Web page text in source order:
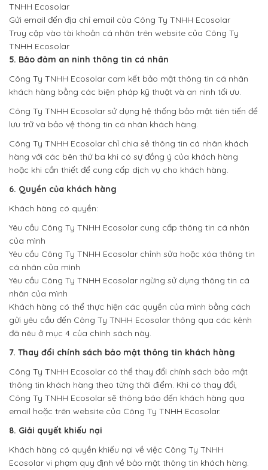
TNHH Ecosolar
Gửi email đến địa chỉ email của Công Ty TNHH Ecosolar
Truy cập vào tài khoản cá nhân trên website của Công Ty
TNHH Ecosolar
5. Bảo đảm an ninh thông tin cá nhân
Công Ty TNHH Ecosolar cam kết bảo mật thông tin cá nhân
khách hàng bằng các biện pháp kỹ thuật và an ninh tối ưu.
Công Ty TNHH Ecosolar sử dụng hệ thống bảo mật tiên tiến để
lưu trữ và bảo vệ thông tin cá nhân khách hàng.
Công Ty TNHH Ecosolar chỉ chia sẻ thông tin cá nhân khách
hàng với các bên thứ ba khi có sự đồng ý của khách hàng
hoặc khi cần thiết để cung cấp dịch vụ cho khách hàng.
6. Quyền của khách hàng
Khách hàng có quyền:
Yêu cầu Công Ty TNHH Ecosolar cung cấp thông tin cá nhân
của mình
Yêu cầu Công Ty TNHH Ecosolar chỉnh sửa hoặc xóa thông tin
cá nhân của mình
Yêu cầu Công Ty TNHH Ecosolar ngừng sử dụng thông tin cá
nhân của mình
Khách hàng có thể thực hiện các quyền của mình bằng cách
gửi yêu cầu đến Công Ty TNHH Ecosolar thông qua các kênh
đã nêu ở mục 4 của chính sách này.
7. Thay đổi chính sách bảo mật thông tin khách hàng
Công Ty TNHH Ecosolar có thể thay đổi chính sách bảo mật
thông tin khách hàng theo từng thời điểm. Khi có thay đổi,
Công Ty TNHH Ecosolar sẽ thông báo đến khách hàng qua
email hoặc trên website của Công Ty TNHH Ecosolar.
8. Giải quyết khiếu nại
Khách hàng có quyền khiếu nại về việc Công Ty TNHH
Ecosolar vi phạm quy định về bảo mật thông tin khách hàng.